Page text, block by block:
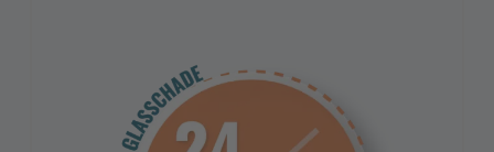
Ik ga akkoord met het Privacy beleid.
Hierbij geef ik toestemming om mij een e-mail te sturen met
een vrijblijvende offerte.